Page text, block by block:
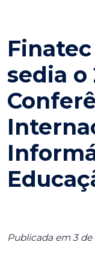
sedia o
Publicada em 3